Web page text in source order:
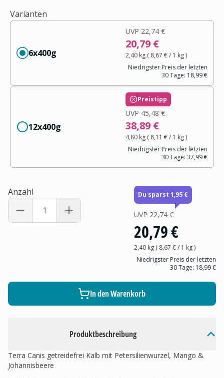
Produktbeschreibung
Terra Canis getreidefrei Kalb mit Petersilienwurzel, Mango &
Johannisbeere
Varianten
6x400g
UVP 22,74 €
20,79 €
2,40 kg( 8,67 €/ 1 kg)
Niedrigster Preis der letzten
30 Tage: 18,99 €
12x400g
Preistipp
UVP 45,48 €
38,89 €
4,80 kg( 8,11 €/ 1 kg)
Niedrigster Preis der letzten
30 Tage: 37,99 €
Anzahl Du sparst 1,95 €
UVP 22,74 €
20,79 €
2,40 kg( 8,67 €/ 1 kg)
Niedrigster Preis der letzten
30 Tage: 18,99 €
In den Warenkorb